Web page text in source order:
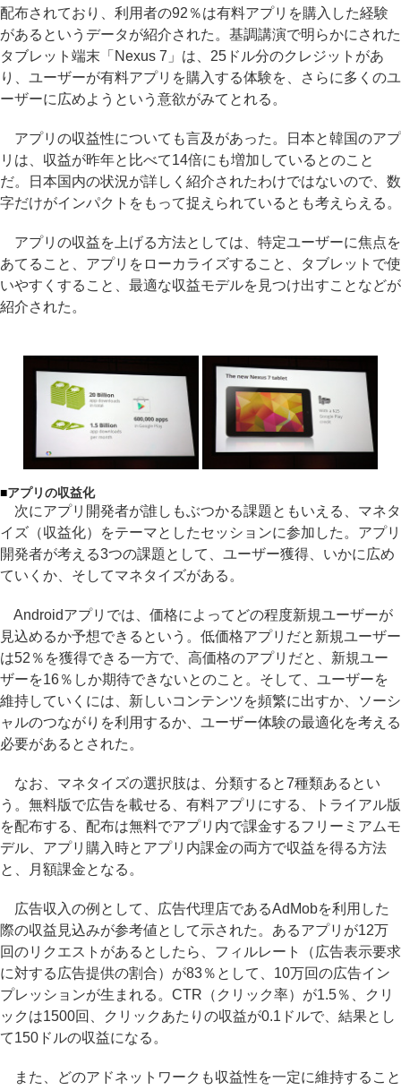
配布されており、利用者の92％は有料アプリを購入した経験
があるというデータが紹介された。基調講演で明らかにされた
タブレット端末「Nexus 7」は、25ドル分のクレジットがあ
り、ユーザーが有料アプリを購入する体験を、さらに多くのユ
ーザーに広めようという意欲がみてとれる。
アプリの収益性についても言及があった。日本と韓国のアプ
リは、収益が昨年と比べて14倍にも増加しているとのこと
だ。日本国内の状況が詳しく紹介されたわけではないので、数
字だけがインパクトをもって捉えられているとも考えらえる。
アプリの収益を上げる方法としては、特定ユーザーに焦点を
あてること、アプリをローカライズすること、タブレットで使
いやすくすること、最適な収益モデルを見つけ出すことなどが
紹介された。
■アプリの収益化
次にアプリ開発者が誰しもぶつかる課題ともいえる、マネタ
イズ（収益化）をテーマとしたセッションに参加した。アプリ
開発者が考える3つの課題として、ユーザー獲得、いかに広め
ていくか、そしてマネタイズがある。
Androidアプリでは、価格によってどの程度新規ユーザーが
見込めるか予想できるという。低価格アプリだと新規ユーザー
は52％を獲得できる一方で、高価格のアプリだと、新規ユー
ザーを16％しか期待できないとのこと。そして、ユーザーを
維持していくには、新しいコンテンツを頻繁に出すか、ソーシ
ャルのつながりを利用するか、ユーザー体験の最適化を考える
必要があるとされた。
なお、マネタイズの選択肢は、分類すると7種類あるとい
う。無料版で広告を載せる、有料アプリにする、トライアル版
を配布する、配布は無料でアプリ内で課金するフリーミアムモ
デル、アプリ購入時とアプリ内課金の両方で収益を得る方法
と、月額課金となる。
広告収入の例として、広告代理店であるAdMobを利用した
際の収益見込みが参考値として示された。あるアプリが12万
回のリクエストがあるとしたら、フィルレート（広告表示要求
に対する広告提供の割合）が83％として、10万回の広告イン
プレッションが生まれる。CTR（クリック率）が1.5％、クリ
ックは1500回、クリックあたりの収益が0.1ドルで、結果とし
て150ドルの収益になる。
また、どのアドネットワークも収益性を一定に維持すること